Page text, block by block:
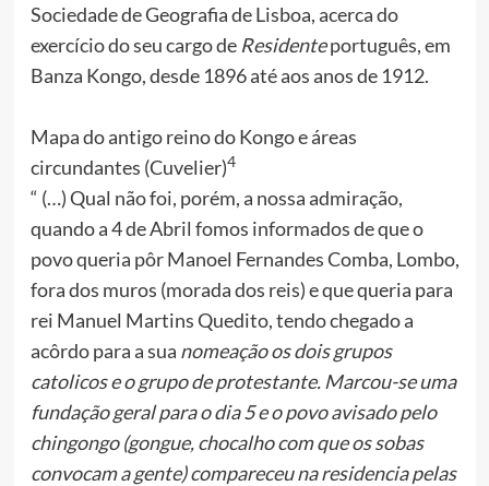
Sociedade de Geografia de Lisboa, acerca do
exercício do seu cargo de Residenteportuguês, em
Banza Kongo, desde 1896 até aos anos de 1912.
Mapa do antigo reino do Kongo e áreas
circundantes (Cuvelier)4
“ (…) Qual não foi, porém, a nossa admiração,
quando a 4 de Abril fomos informados de que o
povo queria pôr Manoel Fernandes Comba, Lombo,
fora dos muros (morada dos reis) e que queria para
rei Manuel Martins Quedito, tendo chegado a
acôrdo para a sua nomeação os dois grupos
catolicos e o grupo de protestante. Marcou-se uma
fundação geral para o dia 5 e o povo avisado pelo
chingongo (gongue, chocalho com que os sobas
convocam a gente) compareceu na residencia pelas